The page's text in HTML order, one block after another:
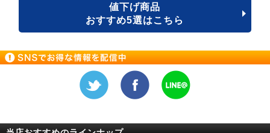
値下げ商品
おすすめ5選はこちら